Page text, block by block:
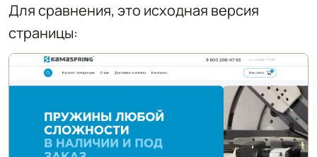
Для сравнения, это исходная версия
страницы: